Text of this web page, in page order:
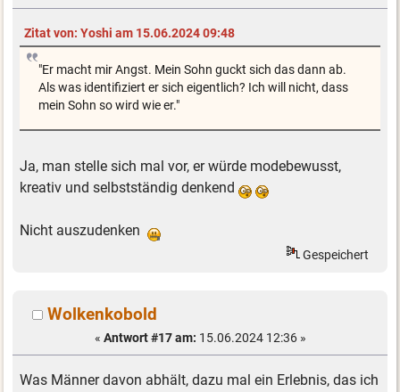
Zitat von: Yoshi am 15.06.2024 09:48
"Er macht mir Angst. Mein Sohn guckt sich das dann ab.
Als was identifiziert er sich eigentlich? Ich will nicht, dass
mein Sohn so wird wie er."
Ja, man stelle sich mal vor, er würde modebewusst,
kreativ und selbstständig denkend
Nicht auszudenken
Gespeichert
Wolkenkobold
« Antwort #17 am: 15.06.2024 12:36 »
Was Männer davon abhält, dazu mal ein Erlebnis, das ich